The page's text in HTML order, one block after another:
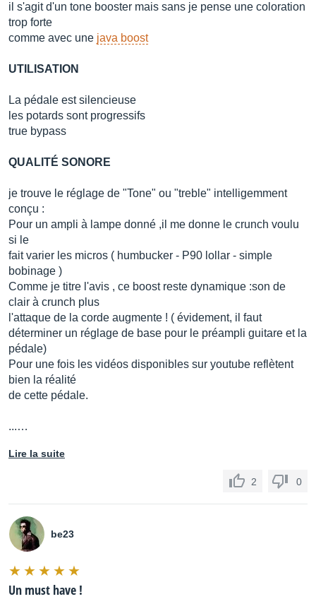
il s'agit d'un tone booster mais sans je pense une coloration
trop forte
comme avec une java boost
UTILISATION
La pédale est silencieuse
les potards sont progressifs
true bypass
QUALITÉ SONORE
je trouve le réglage de "Tone" ou "treble" intelligemment
conçu :
Pour un ampli à lampe donné ,il me donne le crunch voulu
si le
fait varier les micros ( humbucker - P90 lollar - simple
bobinage )
Comme je titre l'avis , ce boost reste dynamique :son de
clair à crunch plus
l'attaque de la corde augmente ! ( évidement, il faut
déterminer un réglage de base pour le préampli guitare et la
pédale)
Pour une fois les vidéos disponibles sur youtube reflètent
bien la réalité
de cette pédale.
...…
Lire la suite
2 0
be23
Un must have !